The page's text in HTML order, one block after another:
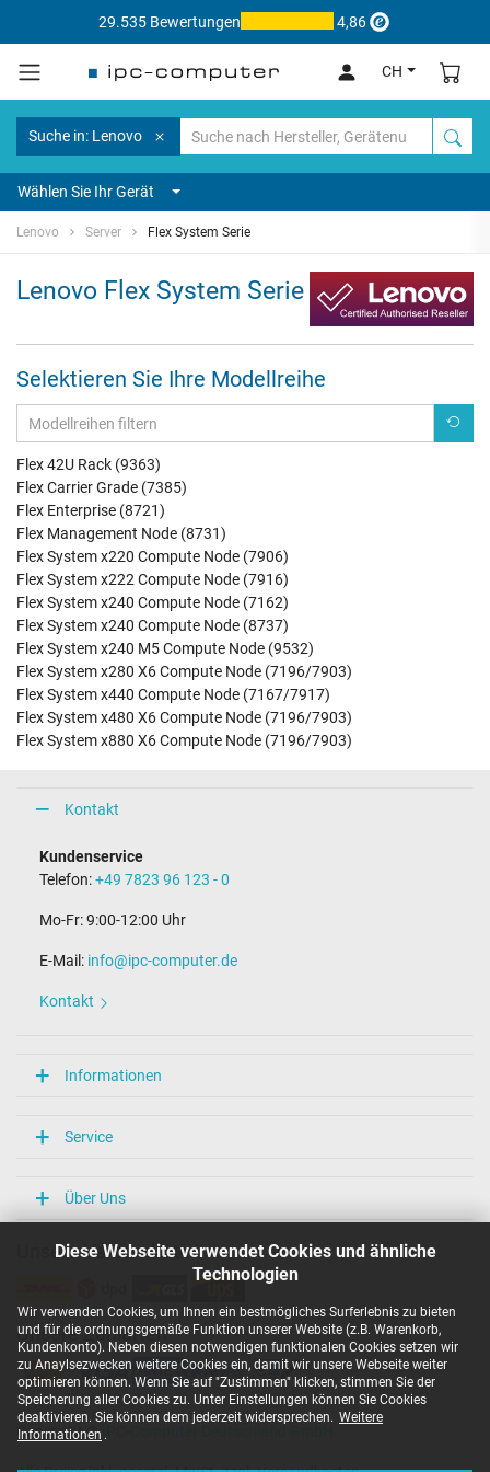
Diese Webseite verwendet Cookies und ähnliche
Technologien
Wir verwenden Cookies, um Ihnen ein bestmögliches Surferlebnis zu bieten
und für die ordnungsgemäße Funktion unserer Website (z.B. Warenkorb,
Kundenkonto). Neben diesen notwendigen funktionalen Cookies setzen wir
zu Anaylsezwecken weitere Cookies ein, damit wir unsere Webseite weiter
optimieren können. Wenn Sie auf "Zustimmen" klicken, stimmen Sie der
Speicherung aller Cookies zu. Unter Einstellungen können Sie Cookies
deaktivieren. Sie können dem jederzeit widersprechen. Weitere
Informationen .
29.535 Bewertungen 4,86
CH
Suche in: Lenovo
Wählen Sie Ihr Gerät
Lenovo Server Flex System Serie
Lenovo Flex System Serie
Selektieren Sie Ihre Modellreihe
Flex 42U Rack (9363)
Flex Carrier Grade (7385)
Flex Enterprise (8721)
Flex Management Node (8731)
Flex System x220 Compute Node (7906)
Flex System x222 Compute Node (7916)
Flex System x240 Compute Node (7162)
Flex System x240 Compute Node (8737)
Flex System x240 M5 Compute Node (9532)
Flex System x280 X6 Compute Node (7196/7903)
Flex System x440 Compute Node (7167/7917)
Flex System x480 X6 Compute Node (7196/7903)
Flex System x880 X6 Compute Node (7196/7903)
Kontakt
Kundenservice
Telefon:+49 7823 96 123 - 0
Mo-Fr: 9:00-12:00 Uhr
E-Mail: info@ipc-computer.de
Kontakt
Informationen
Service
Über Uns
Unsere Versandarten
Unsere Zahlarten
Copyright ©